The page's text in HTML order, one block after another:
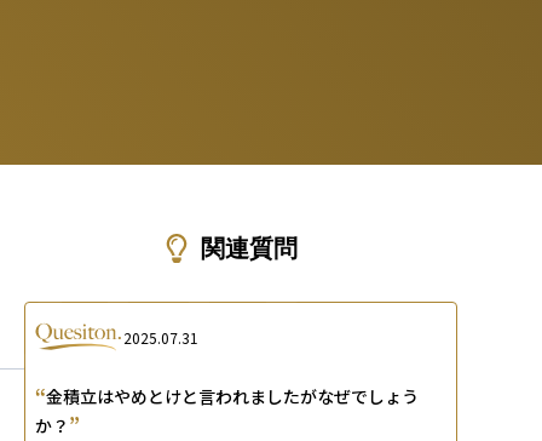
関連質問
2025.07.31
“金積立はやめとけと言われましたがなぜでしょう
か？ ”